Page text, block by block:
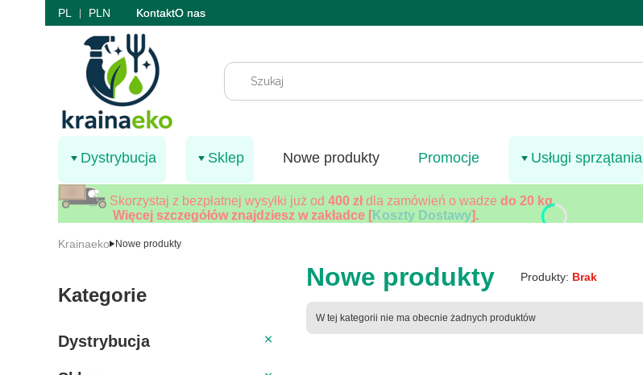
PL PLN KontaktO nas
Dystrybucja Sklep Nowe produkty Promocje Usługi sprzątania
Skorzystaj z bezpłatnej wysyłki już od 400 złdla zamówień o wadze do 20 kg.
Więcej szczegółów znajdziesz w zakładce [Koszty Dostawy].
Krainaeko Nowe produkty
Kategorie
Dystrybucja Dystrybucja
Nowe produkty Produkty: Brak
Lista produktów
W tej kategorii nie ma obecnie żadnych produktów